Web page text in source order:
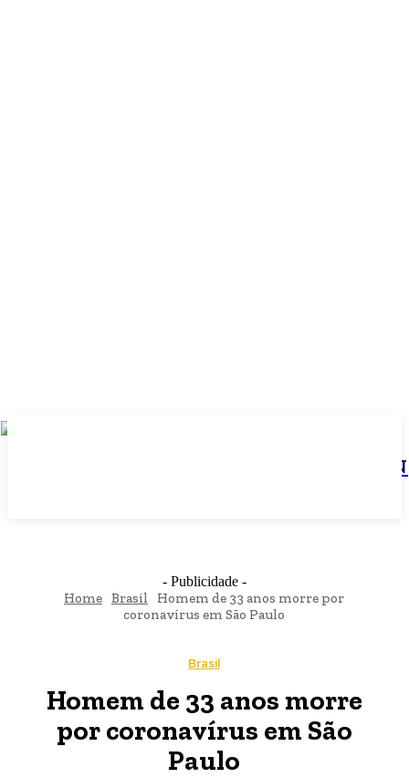
JBN
- Publicidade -
Home Brasil
Homem de 33 anos morre por
coronavírus em São Paulo
Brasil
Homem de 33 anos morre
por coronavírus em São
Paulo